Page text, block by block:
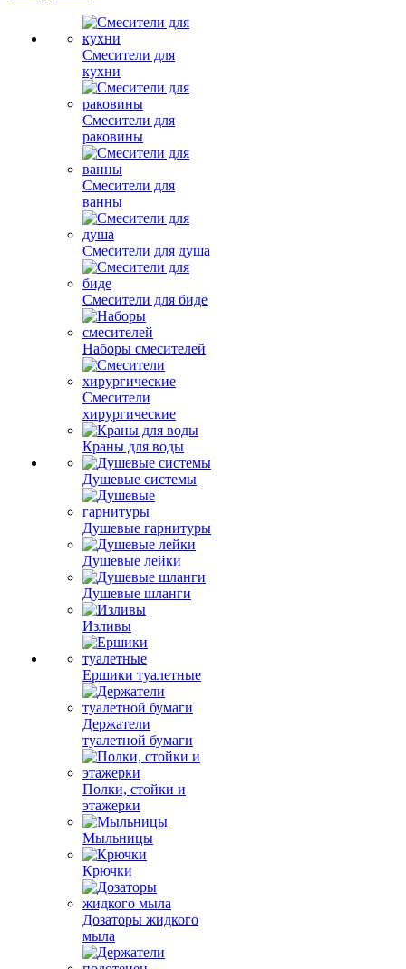
Смесители для
кухни
Смесители для
раковины
Смесители для
ванны
Смесители для душа
Смесители для биде
Наборы смесителей
Смесители
хирургические
Краны для воды
Душевые системы
Душевые гарнитуры
Душевые лейки
Душевые шланги
Изливы
Ершики туалетные
Держатели
туалетной бумаги
Полки, стойки и
этажерки
Мыльницы
Крючки
Дозаторы жидкого
мыла